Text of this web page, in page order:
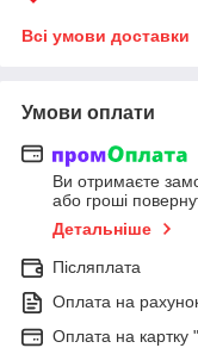
Всі умови доставки
Умови оплати
Ви отримаєте
або гроші
Детальніше
Післяплата
Оплата на
Оплата на картку